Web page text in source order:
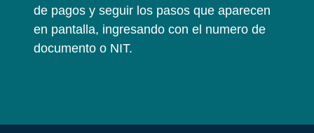
de pagos y seguir los pasos que aparecen
en pantalla, ingresando con el numero de
documento o NIT.